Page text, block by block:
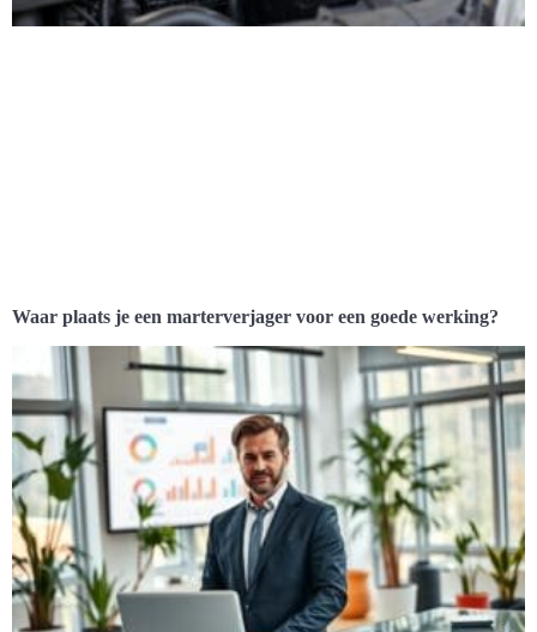
Waar plaats je een marterverjager voor een goede werking?